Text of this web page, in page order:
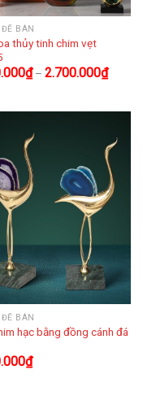
ĐỂ BÀN
thủy tinh chim vẹt
₫– 2.700.000₫
ĐỂ BÀN
hạc bằng đồng cánh đá
₫